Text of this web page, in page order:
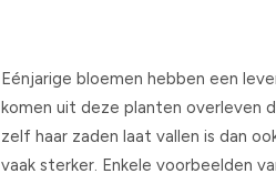
Eénjarige bloemen hebben een
komen uit deze planten overleven
zelf haar zaden laat vallen is dan
vaak sterker. Enkele voorbeelden